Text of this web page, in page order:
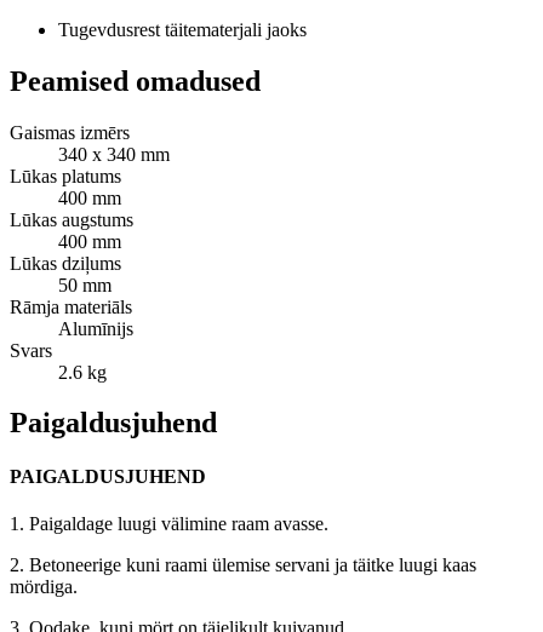
Tugevdusrest täitematerjali jaoks
Peamised omadused
Gaismas izmērs
340 x 340 mm
Lūkas platums
400 mm
Lūkas augstums
400 mm
Lūkas dziļums
50 mm
Rāmja materiāls
Alumīnijs
Svars
2.6 kg
Paigaldusjuhend
PAIGALDUSJUHEND
1. Paigaldage luugi välimine raam avasse.
2. Betoneerige kuni raami ülemise servani ja täitke luugi kaas
mördiga.
3. Oodake, kuni mört on täielikult kuivanud.